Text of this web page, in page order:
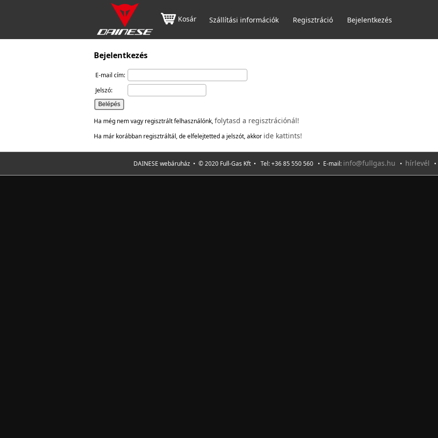
Kosár Szállítási információk Regisztráció Bejelentkezés
Bejelentkezés
E-mail cím:
Jelszó:
Ha még nem vagy regisztrált felhasználónk,folytasd a regisztrációnál!
Ha már korábban regisztráltál, de elfelejtetted a jelszót, akkor ide kattints!
DAINESE webáruház • © 2020 Full-Gas Kft • Tel: +36 85 550 560 • E-mail: info@fullgas.hu • hírlevél •